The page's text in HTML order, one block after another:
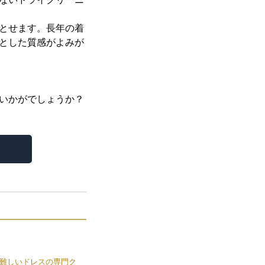
せます。長年の着
した質感がよみが
かがでしょうか？
しいドレスの専門ク